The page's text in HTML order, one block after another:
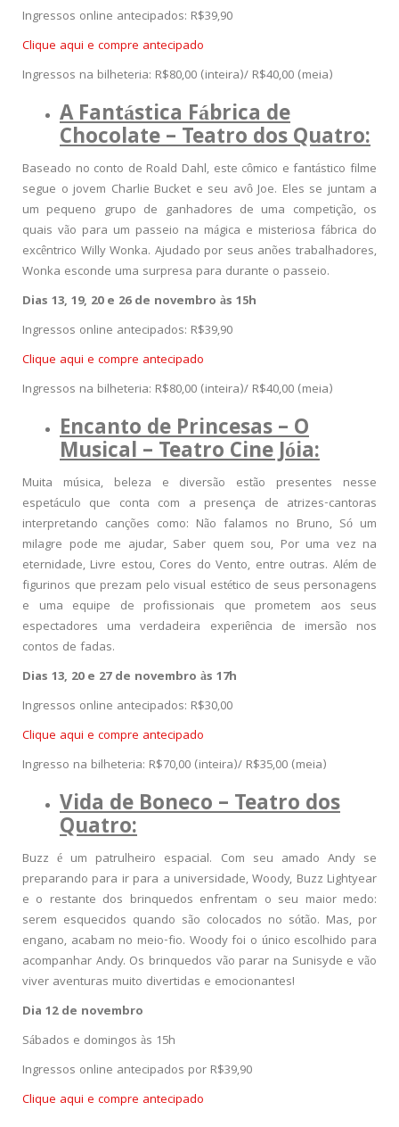
Ingressos online antecipados: R$39,90
Clique aqui e compre antecipado
Ingressos na bilheteria: R$80,00 (inteira)/ R$40,00 (meia)
A Fantástica Fábrica de
Chocolate – Teatro dos Quatro:
Baseado no conto de Roald Dahl, este cômico e fantástico filme
segue o jovem Charlie Bucket e seu avô Joe. Eles se juntam a
um pequeno grupo de ganhadores de uma competição, os
quais vão para um passeio na mágica e misteriosa fábrica do
excêntrico Willy Wonka. Ajudado por seus anões trabalhadores,
Wonka esconde uma surpresa para durante o passeio.
Dias 13, 19, 20 e 26 de novembro às 15h
Ingressos online antecipados: R$39,90
Clique aqui e compre antecipado
Ingressos na bilheteria: R$80,00 (inteira)/ R$40,00 (meia)
Encanto de Princesas – O
Musical – Teatro Cine Jóia:
Muita música, beleza e diversão estão presentes nesse
espetáculo que conta com a presença de atrizes-cantoras
interpretando canções como: Não falamos no Bruno, Só um
milagre pode me ajudar, Saber quem sou, Por uma vez na
eternidade, Livre estou, Cores do Vento, entre outras. Além de
figurinos que prezam pelo visual estético de seus personagens
e uma equipe de profissionais que prometem aos seus
espectadores uma verdadeira experiência de imersão nos
contos de fadas.
Dias 13, 20 e 27 de novembro às 17h
Ingressos online antecipados: R$30,00
Clique aqui e compre antecipado
Ingresso na bilheteria: R$70,00 (inteira)/ R$35,00 (meia)
Vida de Boneco – Teatro dos
Quatro:
Buzz é um patrulheiro espacial. Com seu amado Andy se
preparando para ir para a universidade, Woody, Buzz Lightyear
e o restante dos brinquedos enfrentam o seu maior medo:
serem esquecidos quando são colocados no sótão. Mas, por
engano, acabam no meio-fio. Woody foi o único escolhido para
acompanhar Andy. Os brinquedos vão parar na Sunisyde e vão
viver aventuras muito divertidas e emocionantes!
Dia 12 de novembro
Sábados e domingos às 15h
Ingressos online antecipados por R$39,90
Clique aqui e compre antecipado